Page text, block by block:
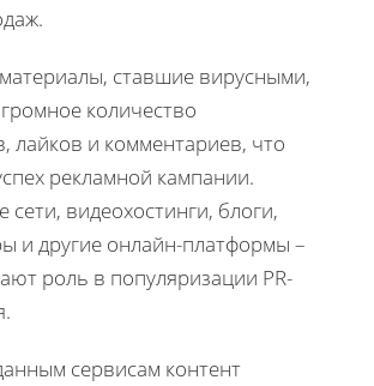
ставшие вирусными,
количество
лайков и комментариев, что
рекламной кампании.
видеохостинги, блоги,
и другие онлайн-платформы –
роль в популяризации PR-
сервисам контент